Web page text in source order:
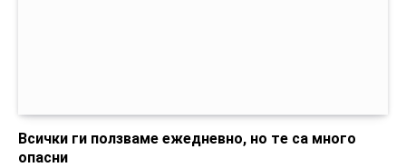
Всички ги ползваме ежедневно, но те са много
опасни